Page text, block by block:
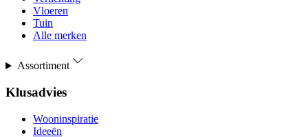
Vloeren
Tuin
Alle merken
Assortiment
Klusadvies
Wooninspiratie
Ideeën